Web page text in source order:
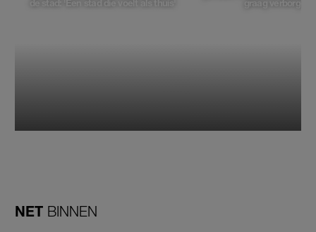
de stad: 'Een stad die voelt als thuis' graag verborgen'
NET BINNEN